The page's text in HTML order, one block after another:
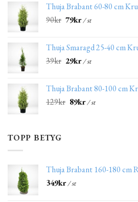
Thuja Brabant 60-80 cm
90kr 79kr/ st
Thuja Smaragd 25-40 cm
39kr 29kr/ st
Thuja Brabant 80-100 cm
129kr 89kr/ st
TOPP BETYG
Thuja Brabant 160-180
349kr/ st